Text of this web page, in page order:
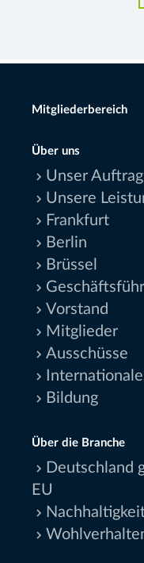
Mitgliederbereich
Über uns
Unser Auftrag
Unsere
Frankfurt
Berlin
Brüssel
Vorstand
Mitglieder
Ausschüsse
Bildung
Über die Branche
Deutschland
EU